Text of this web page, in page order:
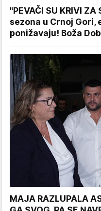
"PEVAČI SU KRIVI ZA
sezona u Crnoj Gori,
ponižavaju! Boža
MAJA RAZLUPALA